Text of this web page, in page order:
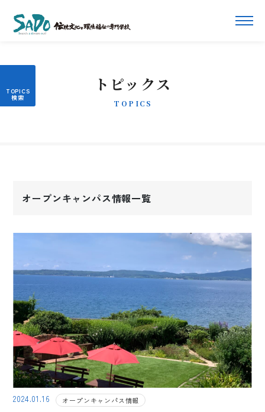
トピックス
TOPICS
オープンキャンパス情報一覧
2024.01.16 オープンキャンパス情報